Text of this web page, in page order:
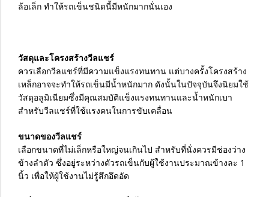
ล้อเล็ก ทำให้รถเข็นชนิดนี้มีหนักมากนั่นเอง
วัสดุและโครงสร้างวีลแชร์
ควรเลือกวีลแชร์ที่มีความแข็งแรงทนทาน แต่บางครั้งโครงสร้าง
เหล็กอาจจะทำให้รถเข็นมีน้ำหนักมาก ดังนั้นในปัจจุบันจึงนิยมใช้
วัสดุอลูมิเนียมซึ่งมีคุณสมบัติแข็งแรงทนทานและน้ำหนักเบา
สำหรับวีลแชร์ที่ใช้แรงคนในการขับเคลื่อน
ขนาดของวีลแชร์
เลือกขนาดที่ไม่เล็กหรือใหญ่จนเกินไป สำหรับที่นั่งควรมีช่องว่าง
ข้างลำตัว ซึ่งอยู่ระหว่างตัวรถเข็นกับผู้ใช้งานประมาณข้างละ 1
นิ้ว เพื่อให้ผู้ใช้งานไม่รู้สึกอึดอัด